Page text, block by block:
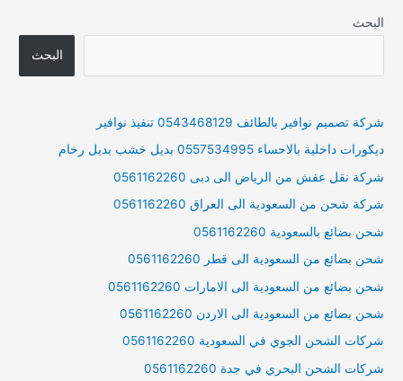
البحث
البحث
شركة تصميم نوافير بالطائف 0543468129 تنفيذ نوافير
ديكورات داخلية بالاحساء 0557534995 بديل خشب بديل رخام
شركة نقل عفش من الرياض الى دبى 0561162260
شركة شحن من السعودية الى العراق 0561162260
شحن بضائع بالسعودية 0561162260
شحن بضائع من السعودية الى قطر 0561162260
شحن بضائع من السعودية الى الامارات 0561162260
شحن بضائع من السعودية الى الاردن 0561162260
شركات الشحن الجوي في السعودية 0561162260
شركات الشحن البحري في جدة 0561162260